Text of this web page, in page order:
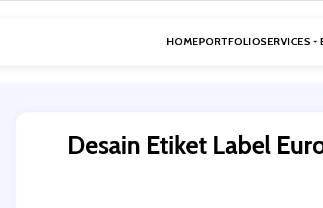
HOMEPORTFOLIOSERVICES
Desain Etiket Label